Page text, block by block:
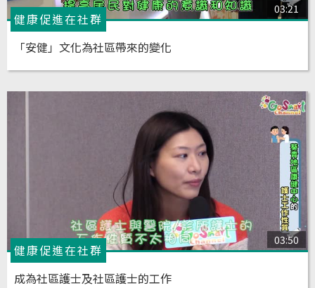
03:21
健康促進在社群
「安健」文化為社區帶來的變化
03:50
健康促進在社群
成為社區護士及社區護士的工作